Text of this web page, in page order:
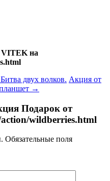
VITEK на
двух волков. Акция от
→
Подарок от
wildberries.html
Обязательные поля